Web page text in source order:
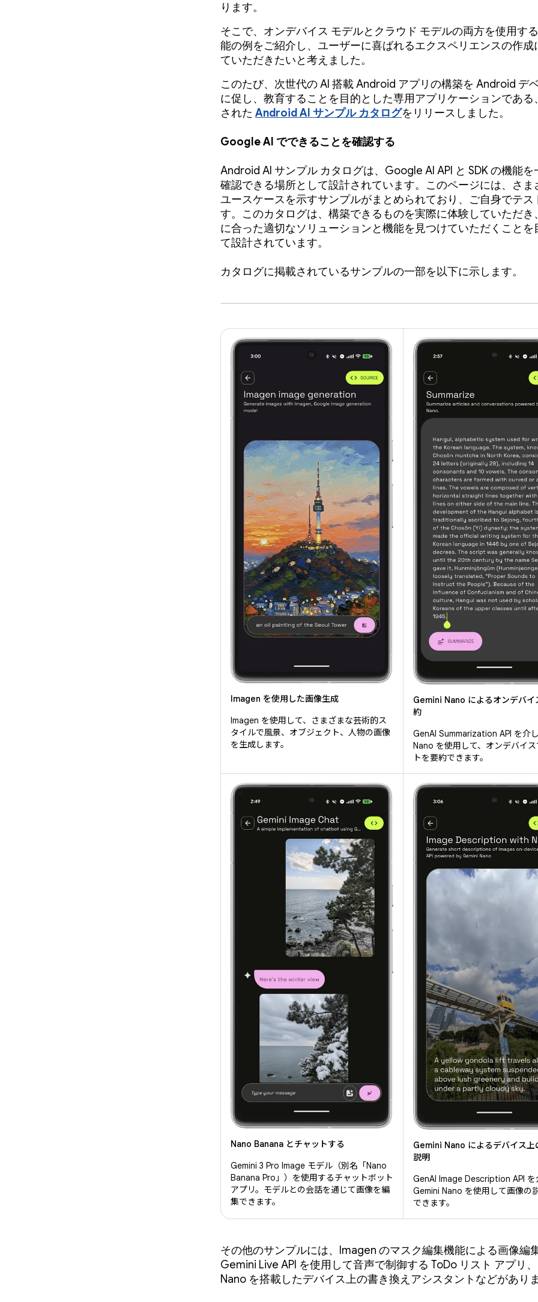
ります。
そこで、オンデバイス モデルとクラウド モデルの両方を使用す
能の例をご紹介し、ユーザーに喜ばれるエクスペリエンスの作成
ていただきたいと考えました。
このたび、次世代の AI 搭載 Android アプリの構築を Android デ
に促し、教育することを目的とした専用アプリケーションである
された Android AI サンプル カタログをリリースしました。
Google AI でできることを確認する
Android AI サンプル カタログは、Google AI API と SDK の機能を
確認できる場所として設計されています。このページには、さま
ユースケースを示すサンプルがまとめられており、ご自身でテス
す。このカタログは、構築できるものを実際に体験していただき
に合った適切なソリューションと機能を見つけていただくことを
て設計されています。
カタログに掲載されているサンプルの一部を以下に示します。
Imagen を使用した画像生成
Imagen を使用して、さまざまな芸術的ス
タイルで風景、オブジェクト、人物の画像
を生成します。
Gemini Nano によるオンデバイ
約
GenAI Summarization API を介
Nano を使用して、オンデバイ
トを要約できます。
Nano Banana とチャットする
Gemini 3 Pro Image モデル（別名「Nano
Banana Pro」）を使用するチャットボット
アプリ。モデルとの会話を通じて画像を編
集できます。
Gemini Nano によるデバイス上
説明
GenAI Image Description API を
Gemini Nano を使用して画像の
できます。
その他のサンプルには、Imagen のマスク編集機能による画像編
Gemini Live API を使用して音声で制御する ToDo リスト アプリ
Nano を搭載したデバイス上の書き換えアシスタントなどがあり